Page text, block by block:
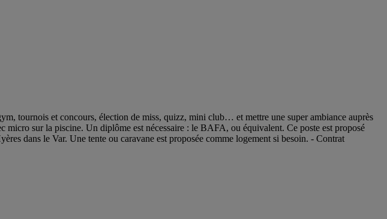
tournois et concours, élection de miss, quizz, mini club… et mettre une super ambiance auprès
micro sur la piscine. Un diplôme est nécessaire : le BAFA, ou équivalent. Ce poste est proposé
dans le Var. Une tente ou caravane est proposée comme logement si besoin. - Contrat